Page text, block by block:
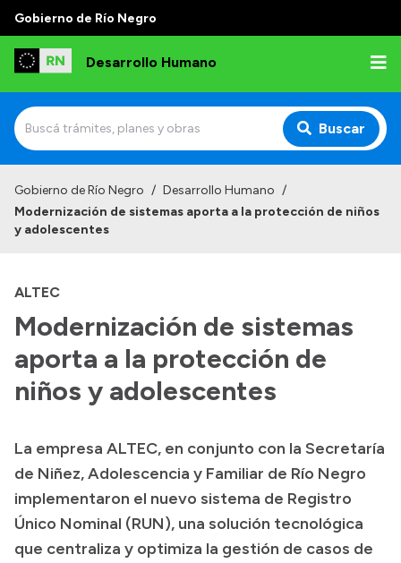
Gobierno de Río Negro
Desarrollo Humano
Buscar
Institucional
Autoridades
Delegaciones
Normativa
Presupuesto
Boletín Oficial
Compras y licitaciones
Consulta de expedientes
Gobierno de Río Negro / Desarrollo Humano /
Modernización de sistemas aporta a la protección de niños
y adolescentes
ALTEC
Modernización de sistemas
aporta a la protección de
niños y adolescentes
La empresa ALTEC, en conjunto con la Secretaría
de Niñez, Adolescencia y Familiar de Río Negro
implementaron el nuevo sistema de Registro
Único Nominal (RUN), una solución tecnológica
que centraliza y optimiza la gestión de casos de